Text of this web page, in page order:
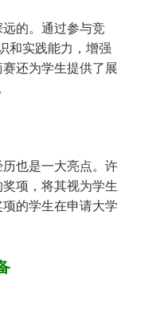
的。通过参与竞
和实践能力，增强
还为学生提供了展
也是一大亮点。许
项，将其视为学生
的学生在申请大学